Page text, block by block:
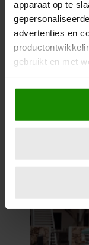
apparaat op te
advertenties en
gebruikt en met
Als u het
locatie, die
scannen op
verwerkt en stel
intrekken in de
We gebruiken